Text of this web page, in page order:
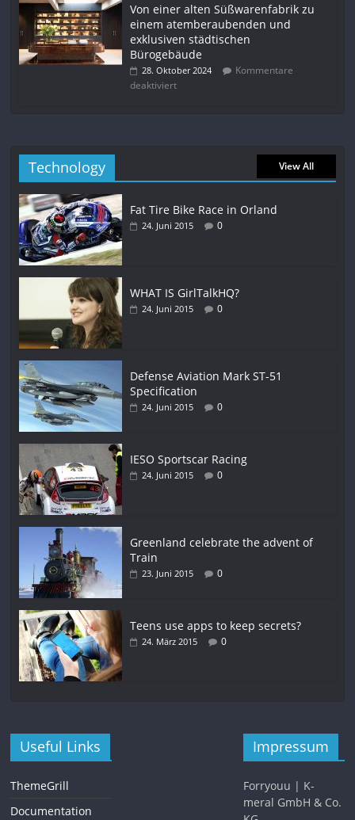
Von einer alten Süßwarenfabrik zu
einem atemberaubenden und
exklusiven städtischen
Bürogebäude
28. Oktober 2024
Kommentare
deaktiviert
Technology View All
Fat Tire Bike Race in Orland
24. Juni 2015 0
WHAT IS GirlTalkHQ?
24. Juni 2015 0
Defense Aviation Mark ST-51
Specification
24. Juni 2015 0
IESO Sportscar Racing
24. Juni 2015 0
Greenland celebrate the advent of
Train
23. Juni 2015 0
Teens use apps to keep secrets?
24. März 2015 0
Useful Links
ThemeGrill
Documentation
Impressum
Forryouu | K-
meral GmbH & Co.